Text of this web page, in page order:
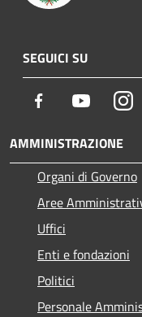
SEGUICI SU
Facebook Youtube
AMMINISTRAZIONE
Organi di Governo
Aree
Uffici
Enti e fondazioni
Politici
Personale